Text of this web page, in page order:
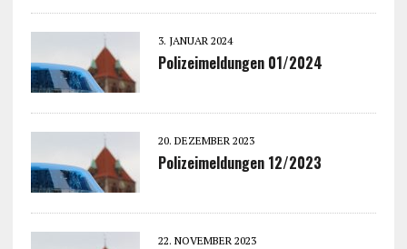
3. JANUAR 2024
Polizeimeldungen 01/2024
20. DEZEMBER 2023
Polizeimeldungen 12/2023
22. NOVEMBER 2023